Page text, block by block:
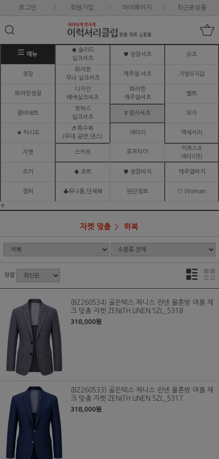
로그인 회원가입 마이페이지 최근본상품
메뉴
♠ 솔리드
실크셔츠
♥ 정장셔츠 슈즈
정장
화려한
무늬 실크셔츠
캐주얼 셔츠 가방&지갑
화려한정장
디자인
배색실크셔츠
화려한
캐주얼셔츠
벨트
콤비세트
핫픽스
실크셔츠
# 망사셔츠 모자
★ 턱시도
♬ 특수복
(무대.공연,댄스)
넥타이 액세서리
자켓 스카프 루프타이
커프스&
넥타이핀
조끼 ♠ 코트 ♥ 정장바지 캐주얼바지
점퍼 ♣유니폼,단체복 원단정보 ♡ Woman
ㅌ
자켓 맞춤 하복
정렬
(BZ260534) 골든텍스 제니스 린넨 울혼방 여름 체
크 맞춤 자켓 ZENITH LINEN 5ZL_5318
318,000원
(BZ260533) 골든텍스 제니스 린넨 울혼방 여름 체
크 맞춤 자켓 ZENITH LINEN 5ZL_5317
318,000원